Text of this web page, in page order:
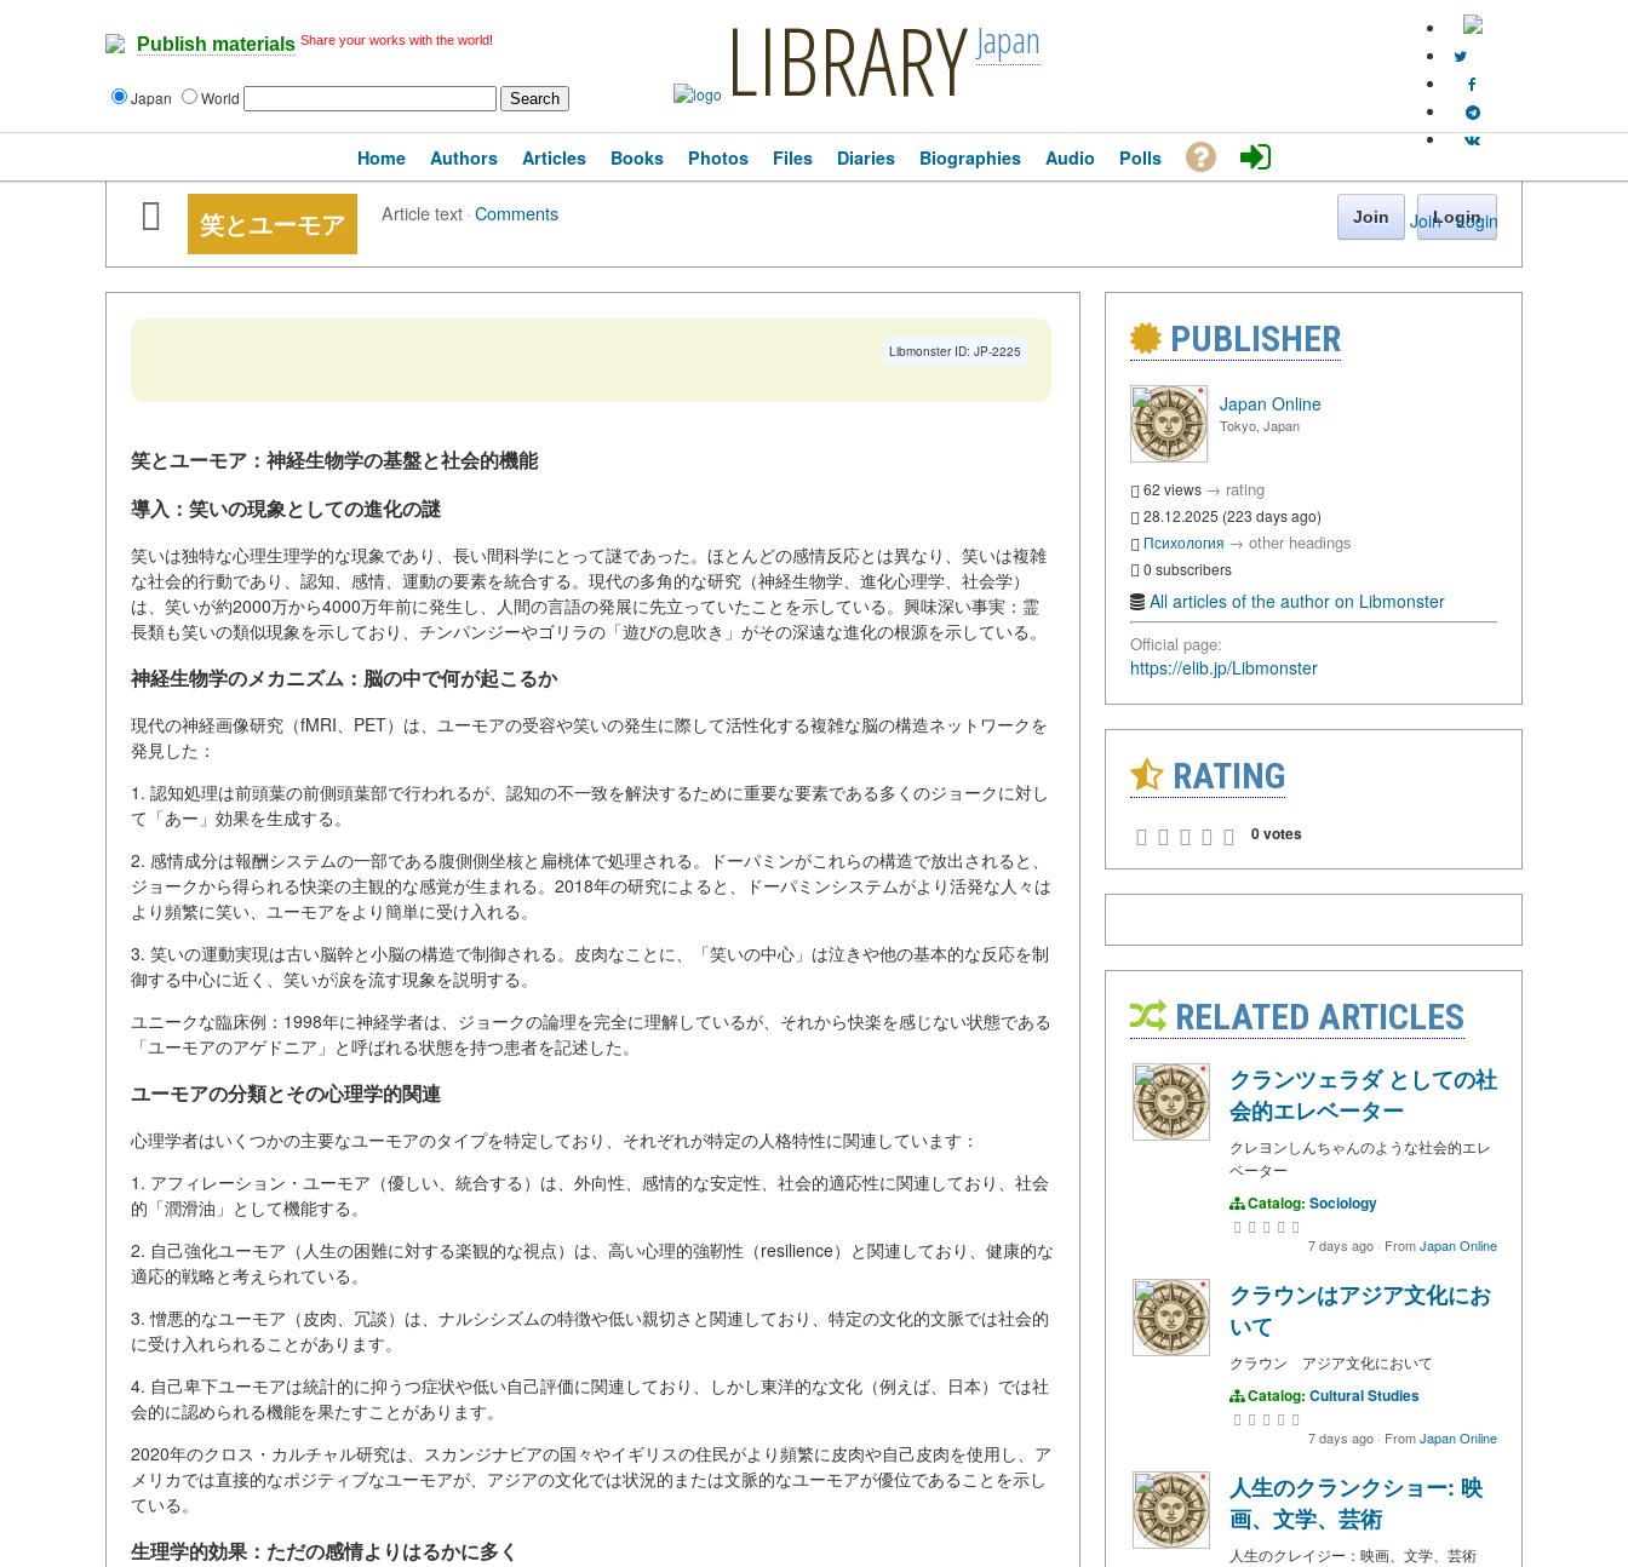
Publish materials Share your works with the world!
Japan World LIBRARY Japan
Join · Login
Home Authors Articles Books Photos Files Diaries Biographies Audio Polls
笑とユーモア Article text·Comments Join Login
Libmonster ID: JP-2225
笑とユーモア：神経生物学の基盤と社会的機能
導入：笑いの現象としての進化の謎
笑いは独特な心理生理学的な現象であり、長い間科学にとって謎であった。ほとんどの感情反応とは異なり、笑いは複雑
な社会的行動であり、認知、感情、運動の要素を統合する。現代の多角的な研究（神経生物学、進化心理学、社会学）
は、笑いが約2000万から4000万年前に発生し、人間の言語の発展に先立っていたことを示している。興味深い事実：霊
長類も笑いの類似現象を示しており、チンパンジーやゴリラの「遊びの息吹き」がその深遠な進化の根源を示している。
神経生物学のメカニズム：脳の中で何が起こるか
現代の神経画像研究（fMRI、PET）は、ユーモアの受容や笑いの発生に際して活性化する複雑な脳の構造ネットワークを
発見した：
1. 認知処理は前頭葉の前側頭葉部で行われるが、認知の不一致を解決するために重要な要素である多くのジョークに対し
て「あー」効果を生成する。
2. 感情成分は報酬システムの一部である腹側側坐核と扁桃体で処理される。ドーパミンがこれらの構造で放出されると、
ジョークから得られる快楽の主観的な感覚が生まれる。2018年の研究によると、ドーパミンシステムがより活発な人々は
より頻繁に笑い、ユーモアをより簡単に受け入れる。
3. 笑いの運動実現は古い脳幹と小脳の構造で制御される。皮肉なことに、「笑いの中心」は泣きや他の基本的な反応を制
御する中心に近く、笑いが涙を流す現象を説明する。
ユニークな臨床例：1998年に神経学者は、ジョークの論理を完全に理解しているが、それから快楽を感じない状態である
「ユーモアのアゲドニア」と呼ばれる状態を持つ患者を記述した。
ユーモアの分類とその心理学的関連
心理学者はいくつかの主要なユーモアのタイプを特定しており、それぞれが特定の人格特性に関連しています：
1. アフィレーション・ユーモア（優しい、統合する）は、外向性、感情的な安定性、社会的適応性に関連しており、社会
的「潤滑油」として機能する。
2. 自己強化ユーモア（人生の困難に対する楽観的な視点）は、高い心理的強靭性（resilience）と関連しており、健康的な
適応的戦略と考えられている。
3. 憎悪的なユーモア（皮肉、冗談）は、ナルシシズムの特徴や低い親切さと関連しており、特定の文化的文脈では社会的
に受け入れられることがあります。
4. 自己卑下ユーモアは統計的に抑うつ症状や低い自己評価に関連しており、しかし東洋的な文化（例えば、日本）では社
会的に認められる機能を果たすことがあります。
2020年のクロス・カルチャル研究は、スカンジナビアの国々やイギリスの住民がより頻繁に皮肉や自己皮肉を使用し、ア
メリカでは直接的なポジティブなユーモアが、アジアの文化では状況的または文脈的なユーモアが優位であることを示し
ている。
生理学的効果：ただの感情よりはるかに多く
PUBLISHER
Japan Online
Tokyo, Japan
62 views → rating
28.12.2025 (223 days ago)
Психология → other headings
0 subscribers
All articles of the author on Libmonster
Official page:
https://elib.jp/Libmonster
RATING
0 votes
RELATED ARTICLES
クランツェラダ としての社
会的エレベーター
クレヨンしんちゃんのような社会的エレ
ベーター
Catalog: Sociology
7 days ago · FromJapan Online
クラウンはアジア文化にお
いて
クラウン アジア文化において
Catalog: Cultural Studies
7 days ago · FromJapan Online
人生のクランクショー: 映
画、文学、芸術
人生のクレイジー：映画、文学、芸術